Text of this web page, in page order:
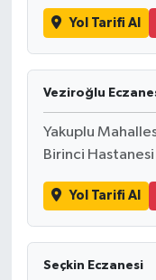
Yol Tarifi Al
Veziroğlu
Yakuplu
Birinci Hastanesi
Yol Tarifi Al
Seçkin Eczanesi